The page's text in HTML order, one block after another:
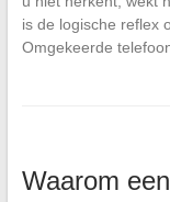
is de logische reflex
Omgekeerde
Waarom